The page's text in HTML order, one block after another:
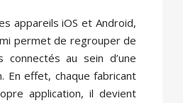
appareils iOS et Android,
permet de regrouper de
connectés au sein d’une
En effet, chaque fabricant
application, il devient